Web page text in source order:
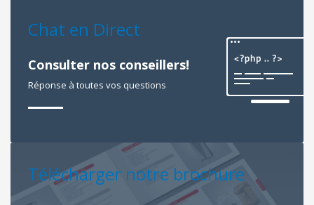
Chat en Direct
Consulter nos conseillers!
Réponse à toutes vos questions
Télécharger notre brochure